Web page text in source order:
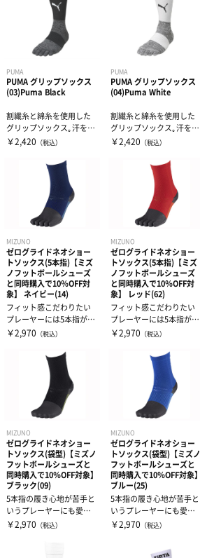
PUMA
PUMA グリップソックス
(03)Puma Black
割繊糸と綿糸を使用した
グリップソックス｡汗を吸
収することで靴とソック
￥2,420 （税込）
PUMA
PUMA グリップソックス
(04)Puma White
割繊糸と綿糸を使用した
グリップソックス｡汗を吸
収することで靴とソック
￥2,420 （税込）
MIZUNO
ゼログライドネオショー
トソックス(5本指)【ミズ
ノフットボールシューズ
と同時購入で10％OFF対
象】 ネイビー(14)
フィット感こだわりたい
プレーヤーには5本指がお
すすめ！ポイント1 設計・
￥2,970 （税込）
MIZUNO
ゼログライドネオショー
トソックス(5本指)【ミズ
ノフットボールシューズ
と同時購入で10％OFF対
象】 レッド(62)
フィット感こだわりたい
プレーヤーには5本指がお
すすめ！ポイント1 設計・
￥2,970 （税込）
MIZUNO
ゼログライドネオショー
トソックス(袋型)【ミズノ
フットボールシューズと
同時購入で10％OFF対象】
ブラック(09)
5本指の履き心地が苦手と
いうプレーヤーにも愛用
いただける袋型もありま
￥2,970 （税込）
MIZUNO
ゼログライドネオショー
トソックス(袋型)【ミズノ
フットボールシューズと
同時購入で10％OFF対象】
ブルー(25)
5本指の履き心地が苦手と
いうプレーヤーにも愛用
いただける袋型もありま
￥2,970 （税込）